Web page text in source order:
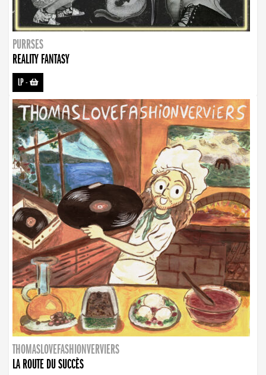
PURRSES
REALITY FANTASY
LP-
THOMASLOVEFASHIONVERVIERS
LA ROUTE DU SUCCÈS